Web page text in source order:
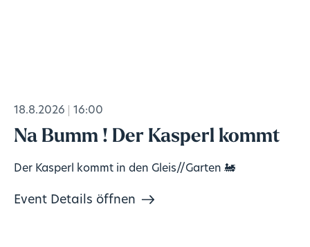
18.8.2026 16:00
Na Bumm ! Der Kasperl kommt
Der Kasperl kommt in den Gleis//Garten 🚂
Event Details öffnen